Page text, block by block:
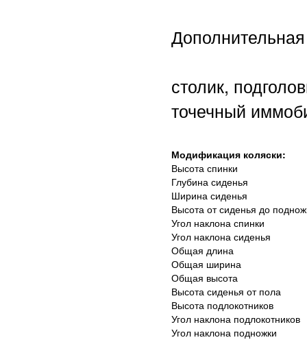
столик,
точечный
Модификация коляски:
Высота спинки
Глубина сиденья
Ширина сиденья
Высота от сиденья до
Угол наклона спинки
Угол наклона сиденья
Общая длина
Общая ширина
Общая высота
Высота сиденья от пола
Высота подлокотников
Угол наклона подлокотников
Угол наклона подножки